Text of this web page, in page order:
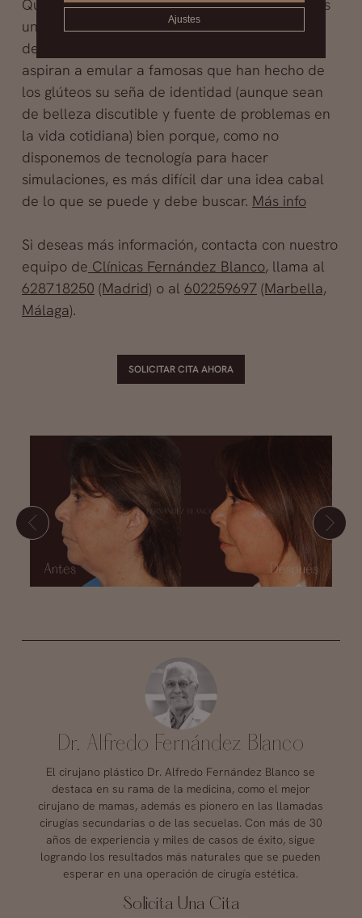
Quienes a esto nos dedicamos sabemos que es
una de las cirugías en las que las expectativas
de los pacientes son más irreales, bien porque
aspiran a emular a famosas que han hecho de
los glúteos su seña de identidad (aunque sean
de belleza discutible y fuente de problemas en
la vida cotidiana) bien porque, como no
disponemos de tecnología para hacer
simulaciones, es más difícil dar una idea cabal
de lo que se puede y debe buscar. Más info
Si deseas más información, contacta con nuestro
equipo de Clínicas Fernández Blanco, llama al
628718250 (Madrid) o al 602259697 (Marbella,
Málaga).
SOLICITAR CITA AHORA
Dr. Alfredo Fernández Blanco
El cirujano plástico Dr. Alfredo Fernández Blanco se
destaca en su rama de la medicina, como el mejor
cirujano de mamas, además es pionero en las llamadas
cirugías secundarias o de las secuelas. Con más de 30
años de experiencia y miles de casos de éxito, sigue
logrando los resultados más naturales que se pueden
esperar en una operación de cirugía estética.
Solicita Una Cita
Ajustes